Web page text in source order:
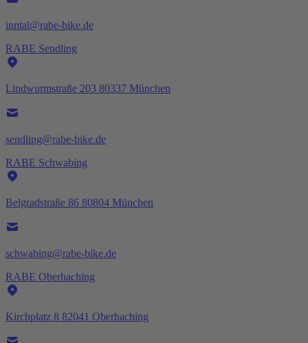
inntal@rabe-bike.de
RABE Sendling
Lindwurmstraße 203 80337 München
sendling@rabe-bike.de
RABE Schwabing
Belgradstraße 86 80804 München
schwabing@rabe-bike.de
RABE Oberhaching
Kirchplatz 8 82041 Oberhaching